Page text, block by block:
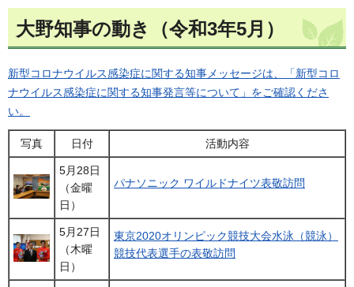
大野知事の動き（令和3年5月）
新型コロナウイルス感染症に関する知事メッセージは、「新型コロ
ナウイルス感染症に関する知事発言等について」をご確認くださ
い。
写真 日付 活動内容
5月28日
（金曜
日）
パナソニック ワイルドナイツ表敬訪問
5月27日
（木曜
日）
東京2020オリンピック競技大会水泳（競泳）
競技代表選手の表敬訪問